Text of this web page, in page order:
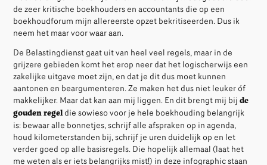
de zeer kritische boekhouders en accountants die op een
boekhoudforum mijn allereerste opzet bekritiseerden. Dus ik
neem het maar voor waar aan.
De Belastingdienst gaat uit van heel veel regels, maar in de
grijzere gebieden komt het erop neer dat het logischerwijs een
zakelijke uitgave moet zijn, en dat je dit dus moet kunnen
aantonen en beargumenteren. Ze maken het dus niet leuker óf
makkelijker. Maar dat kan aan mij liggen. En dit brengt mij bijde
gouden regeldie sowieso voor je hele boekhouding belangrijk
is: bewaar alle bonnetjes, schrijf alle afspraken op in agenda,
houd kilometerstanden bij, schrijf je uren duidelijk op en let
verder goed op alle basisregels. Die hopelijk allemaal (laat het
me weten als er iets belangrijks mist!) in deze infographic staan